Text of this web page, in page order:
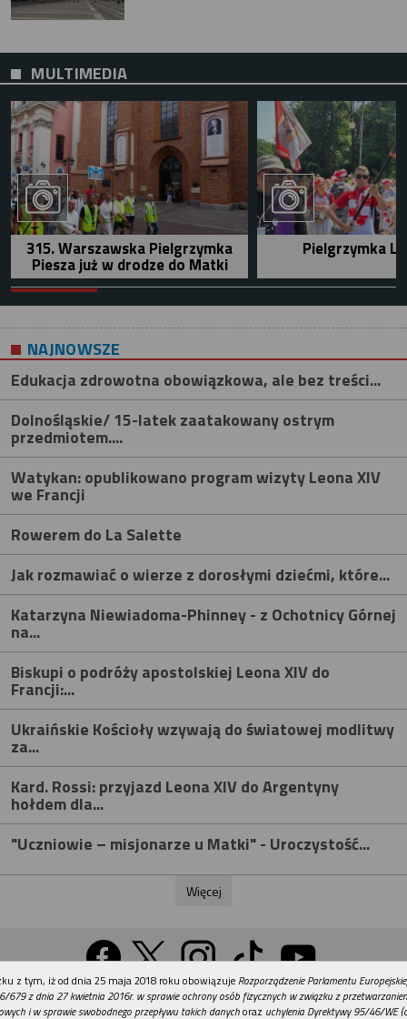
MULTIMEDIA
315. Warszawska Pielgrzymka
Piesza już w drodze do Matki
Pielgrzymka
NAJNOWSZE
Edukacja zdrowotna obowiązkowa, ale bez treści...
Dolnośląskie/ 15-latek zaatakowany ostrym
przedmiotem....
Watykan: opublikowano program wizyty Leona XIV
we Francji
Rowerem do La Salette
Jak rozmawiać o wierze z dorosłymi dziećmi, które...
Katarzyna Niewiadoma-Phinney - z Ochotnicy Górnej
na...
Biskupi o podróży apostolskiej Leona XIV do
Francji:...
Ukraińskie Kościoły wzywają do światowej modlitwy
za...
Kard. Rossi: przyjazd Leona XIV do Argentyny
hołdem dla...
"Uczniowie – misjonarze u Matki" - Uroczystość...
Więcej
Wersja na komputer
REKLAMA
z tym, iż od dnia 25 maja 2018 roku obowiązuje Rozporządzenie Parlamentu
679 z dnia 27 kwietnia 2016r. w sprawie ochrony osób fizycznych w związku z
i w sprawie swobodnego przepływu takich danychoraz uchylenia Dyrektywy 95/46/WE